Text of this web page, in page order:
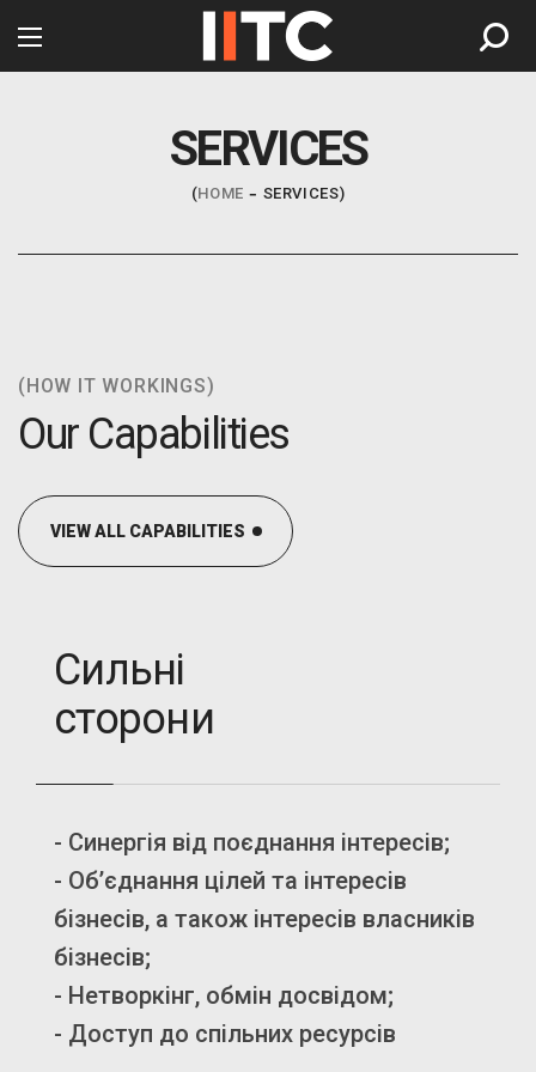
SERVICES
HOME SERVICES
(HOW IT WORKINGS)
Our Capabilities
VIEW ALL CAPABILITIES
Сильні
сторони
- Синергія від поєднання інтересів;
- Об’єднання цілей та інтересів
бізнесів, а також інтересів власників
бізнесів;
- Нетворкінг, обмін досвідом;
- Доступ до спільних ресурсів